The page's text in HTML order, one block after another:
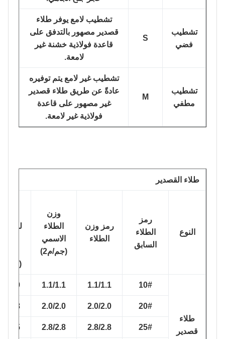
تشطيب
فضي
تشطيب لامع يوفر طلاء
قصدير مصهور بالتدفق على
قاعدة فولاذية خشنة غير
لامعة.
تشطيب
مطفي
تشطيب غير لامع يتم توفيره
عادةً عن طريق طلاء قصدير
غير مصهور على قاعدة
فولاذية غير لامعة.
طلاء القصدير
الطلاء
السابق
رمز وزن
الطلاء
الطلاء
الاسمي
(جم/م2)
لمتوسط
(جم/م2)
قصدير
1.1/1.1
1.1/1.1
0.9/0.9
2.0/2.0
2.0/2.0
1.8/1.8
2.8/2.8
2.8/2.8
2.5/2.5